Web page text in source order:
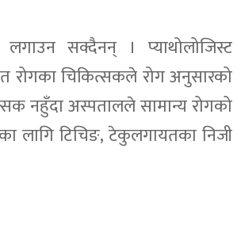
सक्दैनन् । प्याथोलोजिस्ट
रोगका चिकित्सकले रोग अनुसारको
नहुँदा अस्पतालले सामान्य रोगको
लागि टिचिङ, टेकुलगायतका निजी